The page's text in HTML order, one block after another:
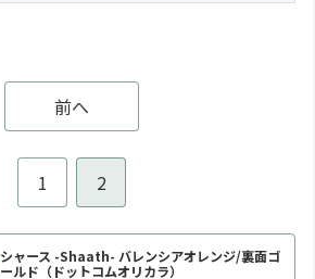
前へ
1 2
シャース -Shaath- バレンシアオレンジ/裏面ゴ
ールド（ドットコムオリカラ）